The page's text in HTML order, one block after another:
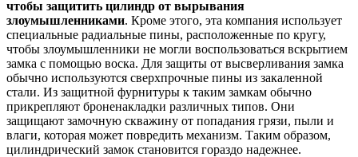
чтобы защитить цилиндр от вырывания
злоумышленниками. Кроме этого, эта компания использует
специальные радиальные пины, расположенные по кругу,
чтобы злоумышленники не могли воспользоваться вскрытием
замка с помощью воска. Для защиты от высверливания замка
обычно используются сверхпрочные пины из закаленной
стали. Из защитной фурнитуры к таким замкам обычно
прикрепляют броненакладки различных типов. Они
защищают замочную скважину от попадания грязи, пыли и
влаги, которая может повредить механизм. Таким образом,
цилиндрический замок становится гораздо надежнее.